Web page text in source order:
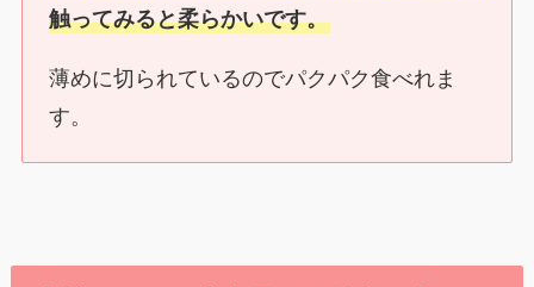
触ってみると柔らかいです。
薄めに切られているのでパクパク食べれま
す。